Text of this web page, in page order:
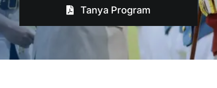
Tanya Program